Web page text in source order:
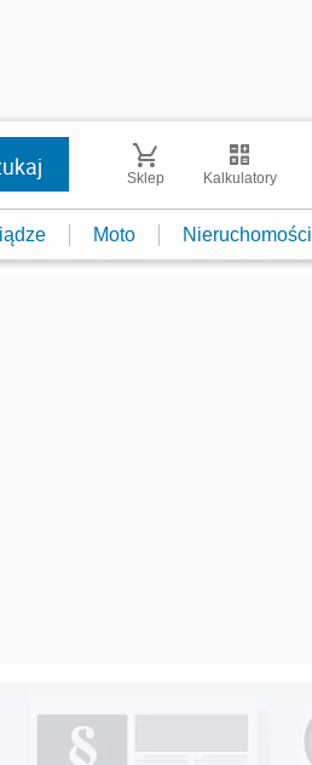
Sklep Kalkulatory
Moto Nieruchomości